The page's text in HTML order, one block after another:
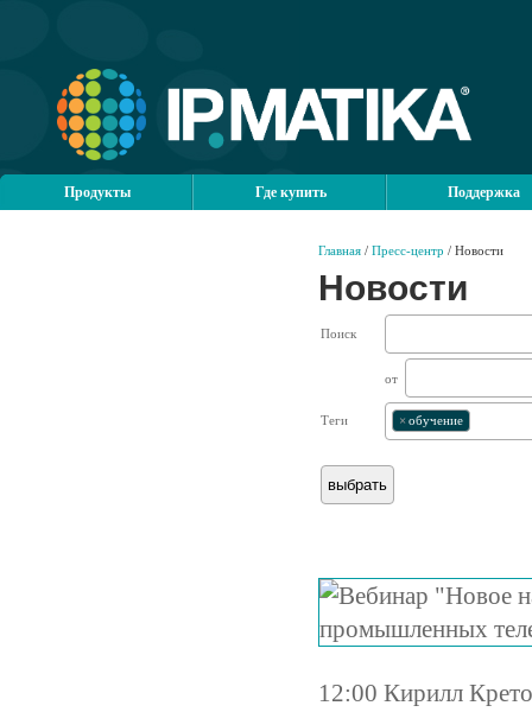
Продукты Где купить Поддержка
Главная / Пресс-центр / Новости
Новости
Поиск
от
Теги × обучение
12:00 Кирилл